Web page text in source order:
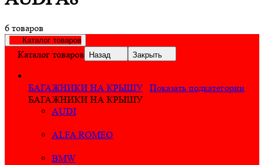
6 товаров
Каталог товаров
Каталог товаров Назад Закрыть
БАГАЖНИКИ НА КРЫШУ
Показать подкатегории
БАГАЖНИКИ НА КРЫШУ
AUDI
ALFA ROMEO
BMW